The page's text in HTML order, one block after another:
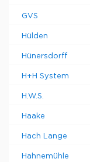
GVS
Hülden
Hünersdorff
H+H System
H.W.S.
Haake
Hach Lange
Hahnemühle